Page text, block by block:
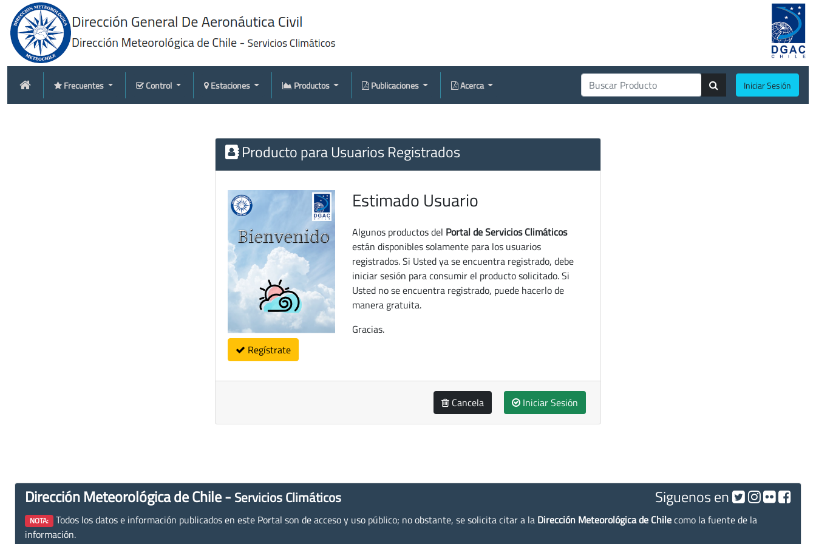
Frecuentes Control Estaciones Productos Publicaciones Acerca Iniciar Sesión
Producto para Usuarios Registrados
Regístrate
Estimado Usuario
Algunos productos del Portal de Servicios Climáticos
están disponibles solamente para los usuarios
registrados. Si Usted ya se encuentra registrado, debe
iniciar sesión para consumir el producto solicitado. Si
Usted no se encuentra registrado, puede hacerlo de
manera gratuita.
Gracias.
Cancela Iniciar Sesión
Dirección Meteorológica de Chile - Servicios Climáticos Siguenos en
NOTA: Todos los datos e información publicados en este Portal son de acceso y uso público; no obstante, se solicita citar a la Dirección Meteorológica de Chilecomo la fuente de la
información.